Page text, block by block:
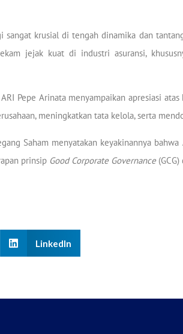
krusial di tengah dinamika dan
jejak kuat di industri asuransi,
Pepe Arinata menyampaikan apresiasi
meningkatkan tata kelola, serta
Saham menyatakan keyakinannya
prinsip Good Corporate Governance
LinkedIn